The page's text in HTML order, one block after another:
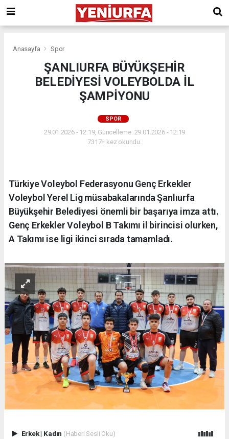
Anasayfa Spor
ŞANLIURFA BÜYÜKŞEHİR
BELEDİYESİ VOLEYBOLDA İL
ŞAMPİYONU
SPOR
29.01.2026 - 12:19, Güncelleme: 29.01.2026 - 12:19
7317+ kez okundu.
Türkiye Voleybol Federasyonu Genç Erkekler
Voleybol Yerel Lig müsabakalarında Şanlıurfa
Büyükşehir Belediyesi önemli bir başarıya imza attı.
Genç Erkekler Voleybol B Takımı il birincisi olurken,
A Takımı ise ligi ikinci sırada tamamladı.
Erkek| Kadın (Haberi Sesli Oku)